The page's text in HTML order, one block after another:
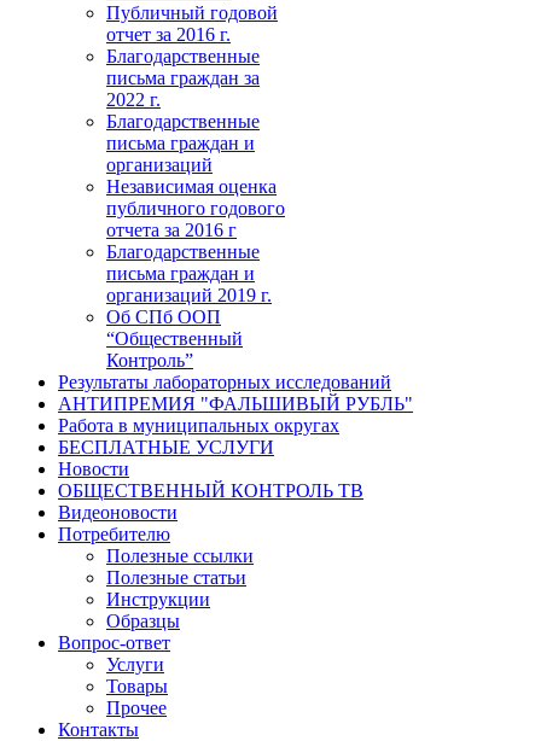
Публичный годовой
отчет за 2016 г.
Благодарственные
письма граждан за
2022 г.
Благодарственные
письма граждан и
организаций
Независимая оценка
публичного годового
отчета за 2016 г
Благодарственные
письма граждан и
организаций 2019 г.
Об СПб ООП
“Общественный
Контроль”
Результаты лабораторных исследований
АНТИПРЕМИЯ "ФАЛЬШИВЫЙ РУБЛЬ"
Работа в муниципальных округах
БЕСПЛАТНЫЕ УСЛУГИ
Новости
ОБЩЕСТВЕННЫЙ КОНТРОЛЬ ТВ
Видеоновости
Потребителю
Полезные ссылки
Полезные статьи
Инструкции
Образцы
Вопрос-ответ
Услуги
Товары
Прочее
Контакты